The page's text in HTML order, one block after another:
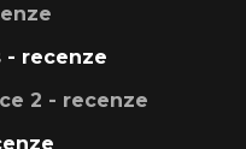
- recenze
2 - recenze